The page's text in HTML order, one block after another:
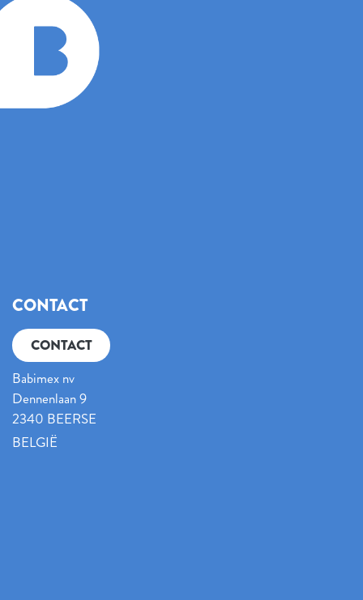
CONTACT
CONTACT
Babimex nv
Dennenlaan 9
2340 BEERSE
BELGIË